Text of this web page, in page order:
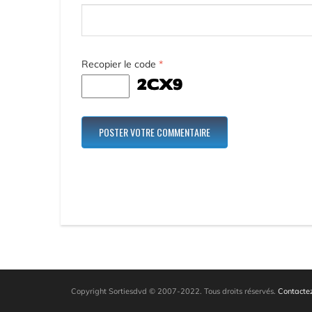
Recopier le code *
Copyright Sortiesdvd © 2007-2022. Tous droits réservés.